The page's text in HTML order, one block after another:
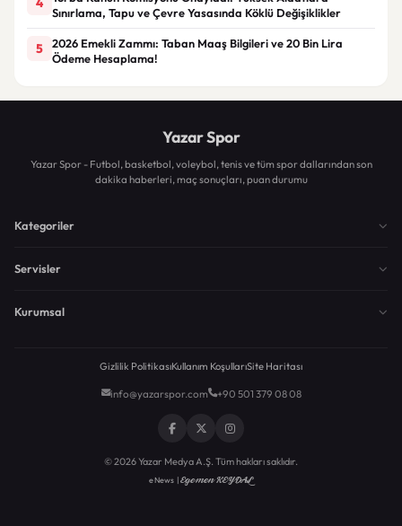
Sınırlama, Tapu ve Çevre Yasasında Köklü Değişiklikler
5
2026 Emekli Zammı: Taban Maaş Bilgileri ve 20 Bin Lira
Ödeme Hesaplama!
Yazar Spor
Yazar Spor - Futbol, basketbol, voleybol, tenis ve tüm spor dallarından son
dakika haberleri, maç sonuçları, puan durumu
Kategoriler
Servisler
Kurumsal
Gizlilik PolitikasıKullanım KoşullarıSite Haritası
info@yazarspor.com +90 501 379 08 08
© 2026 Yazar Medya A.Ş. Tüm hakları saklıdır.
eNews |Egemen KEYDAL